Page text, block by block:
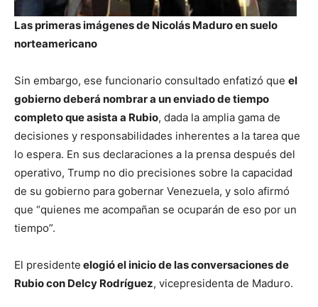
Las primeras imágenes de Nicolás Maduro en suelo
norteamericano
Sin embargo, ese funcionario consultado enfatizó que el
gobierno deberá nombrar a un enviado de tiempo
completo que asista a Rubio, dada la amplia gama de
decisiones y responsabilidades inherentes a la tarea que
lo espera. En sus declaraciones a la prensa después del
operativo, Trump no dio precisiones sobre la capacidad
de su gobierno para gobernar Venezuela, y solo afirmó
que “quienes me acompañan se ocuparán de eso por un
tiempo”.
El presidente elogió el inicio de las conversaciones de
Rubio con Delcy Rodríguez, vicepresidenta de Maduro.